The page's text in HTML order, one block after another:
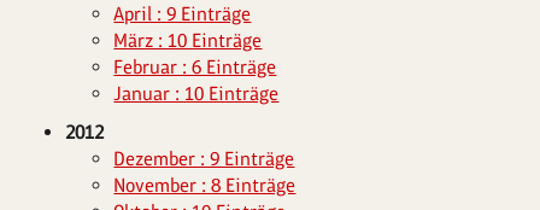
April : 9 Einträge
März : 10 Einträge
Februar : 6 Einträge
Januar : 10 Einträge
2012
Dezember : 9 Einträge
November : 8 Einträge